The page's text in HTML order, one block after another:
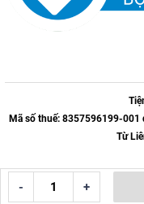
Mã số thuế: 8357596199-001
Từ
- +